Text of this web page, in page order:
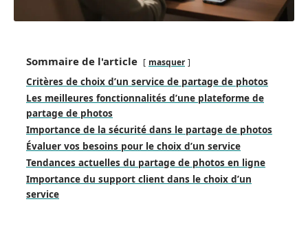
Sommaire de l'article masquer
Critères de choix d’un service de partage de photos
Les meilleures fonctionnalités d’une plateforme de
partage de photos
Importance de la sécurité dans le partage de photos
Évaluer vos besoins pour le choix d’un service
Tendances actuelles du partage de photos en ligne
Importance du support client dans le choix d’un
service